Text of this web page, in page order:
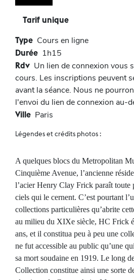
Tarif unique
Type Cours en ligne
Durée 1h15
Rdv Un lien de connexion vous
cours. Les inscriptions peuvent
avant la séance. Nous ne
l'envoi du lien de connexion au-
Ville Paris
Légendes et crédits photos :
A quelques blocs du Metropolitan
Cinquième Avenue, l’ancienne
l’acier Henry Clay Frick paraît toute
ciels qui le cernent. C’est pourtant
collections particulières qu’abrite
au milieu du XIXe siècle, HC Frick
ans, et il constitua peu à peu une
ne fut accessible au public qu’une
sa mort soudaine en 1919. Le long
Collection constitue ainsi une sorte